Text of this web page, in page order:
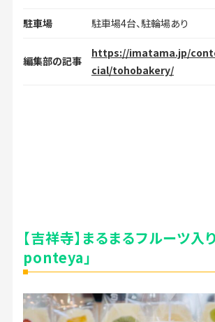
駐車場 駐車場4台、駐輪場あり
編集部の記事
https://imatama.jp/
cial/tohobakery/
【吉祥寺】まるまるフルーツ入
ponteya」